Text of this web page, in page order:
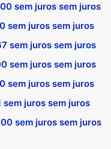
sem juros sem juros
sem juros sem juros
sem juros sem juros
sem juros sem juros
sem juros sem juros
sem juros sem juros
sem juros sem juros